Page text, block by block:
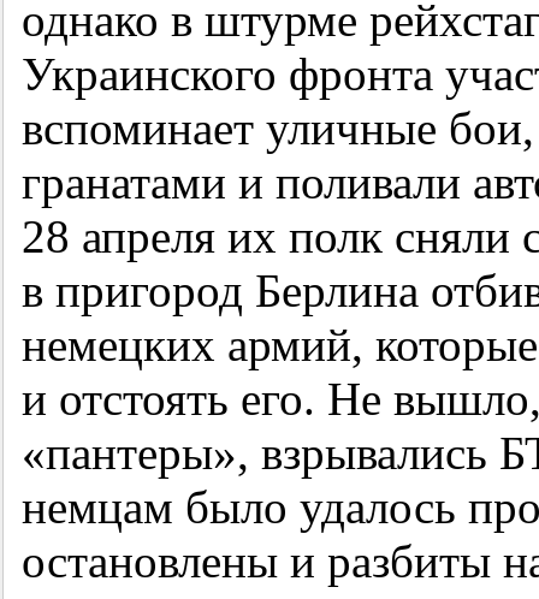
однако в штурме
Украинского фронта
вспоминает уличные
гранатами и поливали
28 апреля их полк сняли
в пригород Берлина
немецких армий,
и отстоять его. Не
«пантеры», взрывались
немцам было удалось
остановлены и разбиты